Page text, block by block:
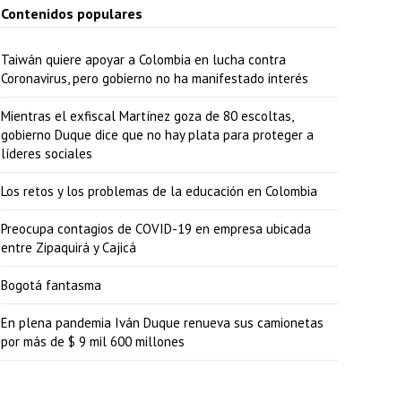
i
a
a
b
j
o
p
a
r
a
Contenidos populares
Taiwán quiere apoyar a Colombia en lucha contra
Coronavirus, pero gobierno no ha manifestado interés
Mientras el exfiscal Martínez goza de 80 escoltas,
gobierno Duque dice que no hay plata para proteger a
líderes sociales
Los retos y los problemas de la educación en Colombia
Preocupa contagios de COVID-19 en empresa ubicada
entre Zipaquirá y Cajicá
Bogotá fantasma
En plena pandemia Iván Duque renueva sus camionetas
por más de $ 9 mil 600 millones